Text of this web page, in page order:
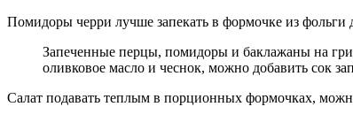
Помидоры черри лучше запекать в формочке из фольги
Запеченные перцы, помидоры и баклажаны на
оливковое масло и чеснок, можно добавить сок
Салат подавать теплым в порционных формочках,